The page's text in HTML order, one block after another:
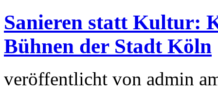
Sanieren statt Kultur:
Bühnen der Stadt Köln
veröffentlicht von admin